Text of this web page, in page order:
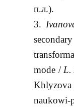
п.л.).
mode / L.
Khlyzova
naukowi-